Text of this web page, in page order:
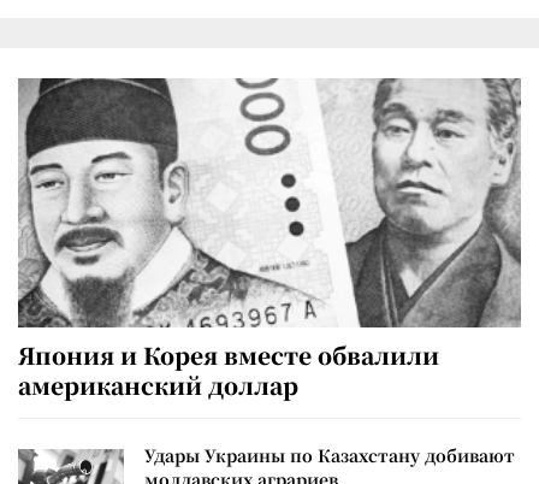
Япония и Корея вместе обвалили
американский доллар
Удары Украины по Казахстану добивают